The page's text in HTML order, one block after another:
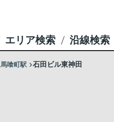
エリア検索 沿線検索
馬喰町駅 石田ビル東神田